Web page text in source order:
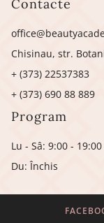
Contacte
Chisinau, str.
+ (373) 22537383
+ (373) 690 88 889
Program
Lu - Sâ: 9:00 - 19:00
Du: Închis